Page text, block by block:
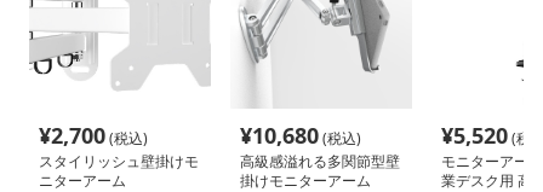
¥2,700(税込)
スタイリッシュ壁掛けモ
ニターアーム
¥10,680(税込)
高級感溢れる多関節型壁
掛けモニターアーム
¥5,520(税
モニターアー
業デスク用 高